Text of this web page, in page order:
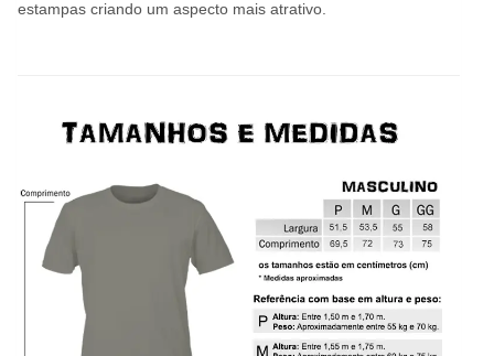
estampas criando um aspecto mais atrativo.